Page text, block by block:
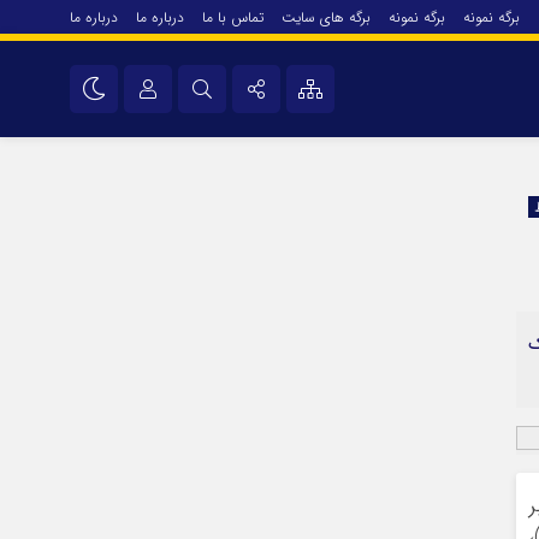
برگه نمونه برگه نمونه برگه های سایت تماس با ما درباره ما درباره ما